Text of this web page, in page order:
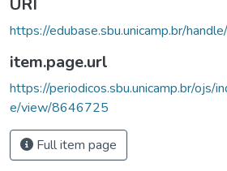
https://edubase.sbu.unicamp.br/
item.page.url
https://periodicos.sbu.unicamp.br/ojs/
e/view/8646725
Full item page